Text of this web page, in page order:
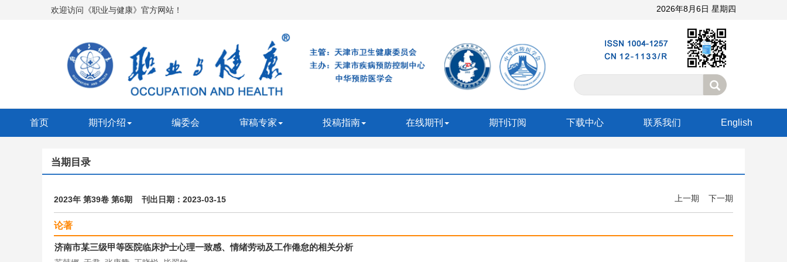
欢迎访问《职业与健康》官方网站！ 2026年8月6日 星期四
首页 期刊介绍 编委会 审稿专家 投稿指南 在线期刊 期刊订阅 下载中心 联系我们 English
当期目录
2023年 第39卷 第6期 刊出日期：2023-03-15 上一期 下一期
论著
济南市某三级甲等医院临床护士心理一致感、情绪劳动及工作倦怠的相关分析